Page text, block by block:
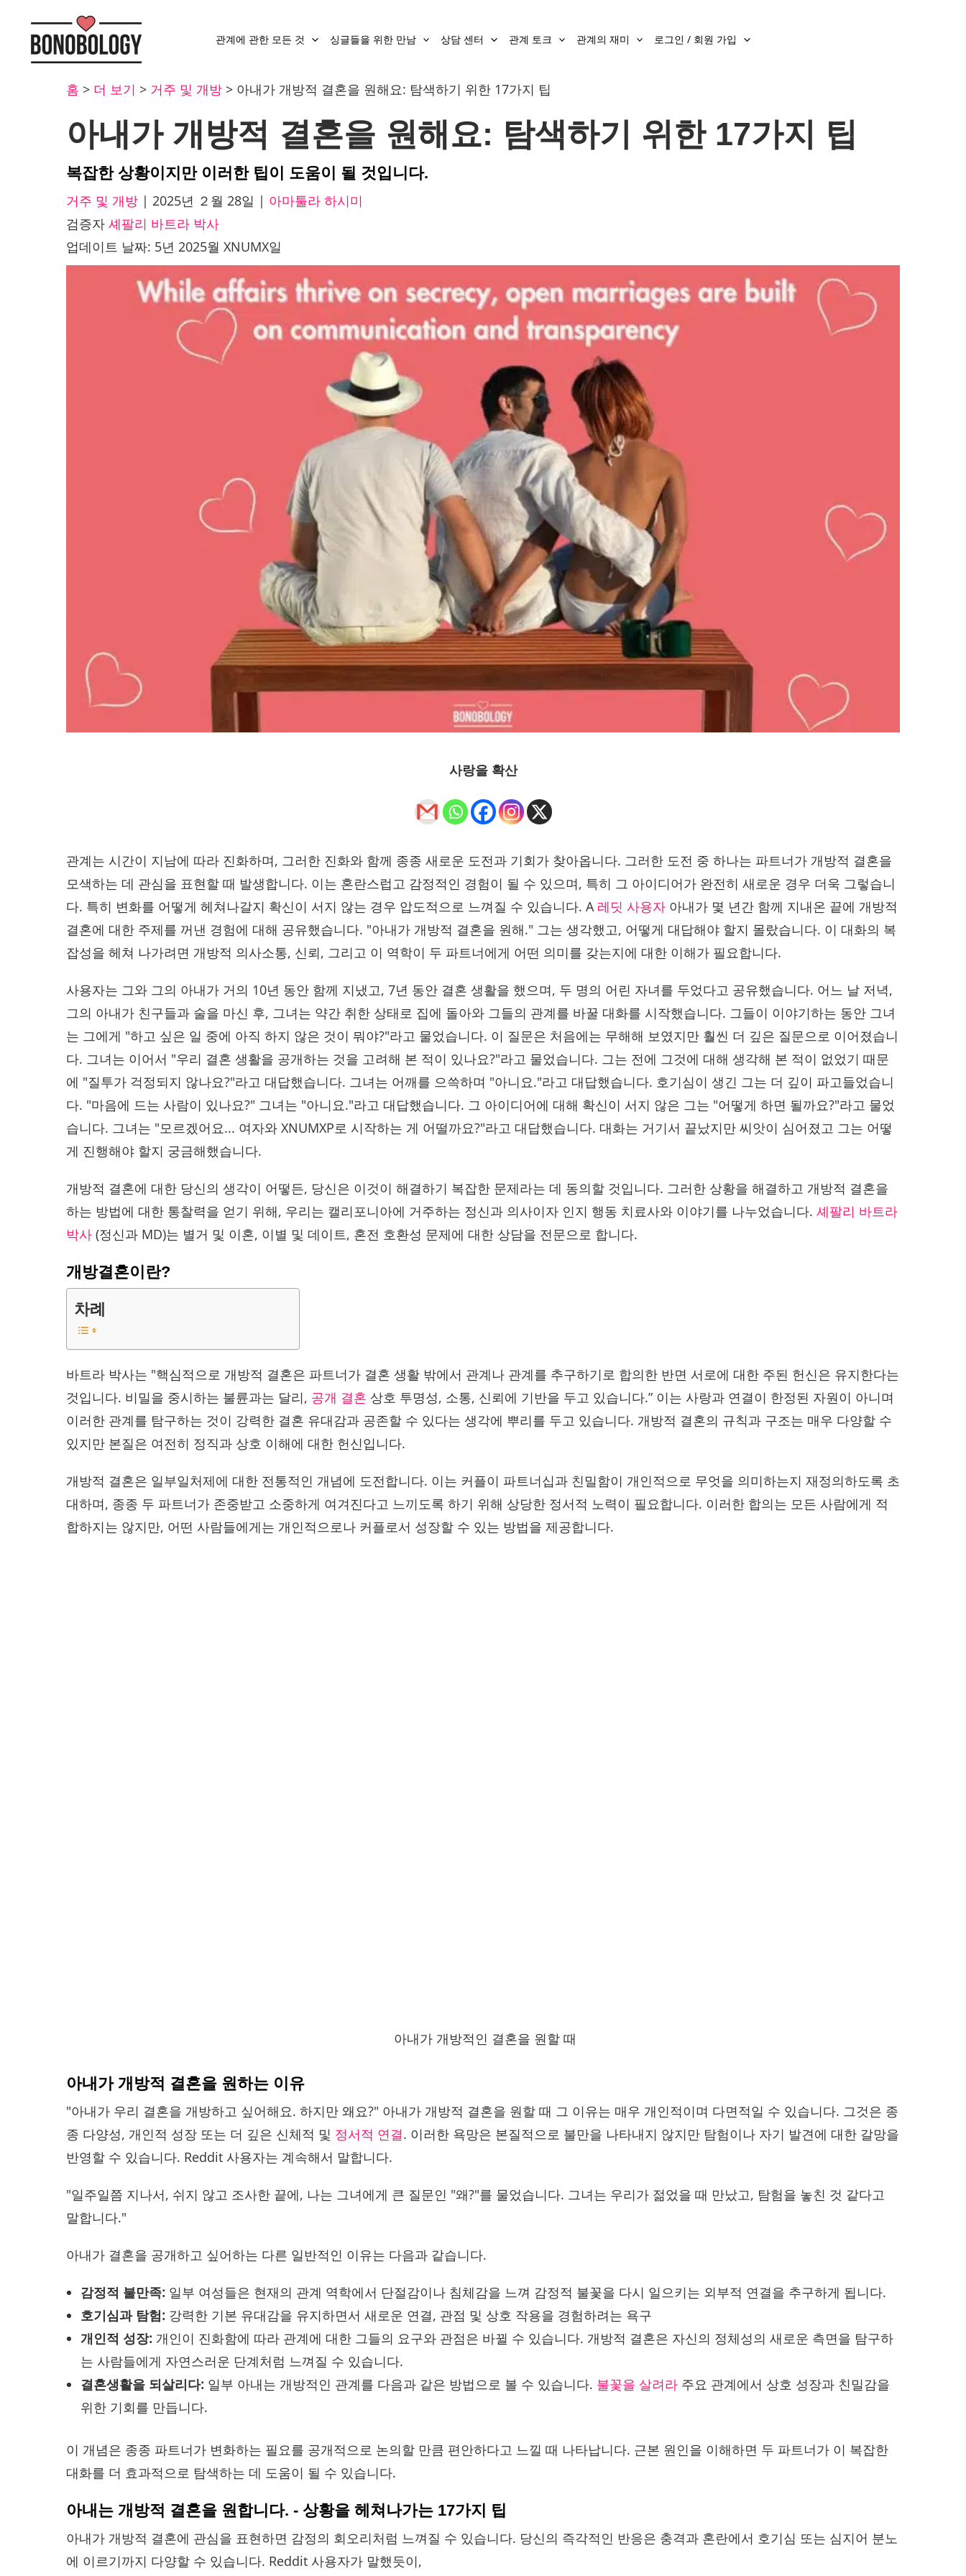
관계에 관한 모든 것 싱글들을 위한 만남 상담 센터 관계 토크 관계의 재미 로그인 / 회원 가입
홈 > 더 보기 > 거주 및 개방 > 아내가 개방적 결혼을 원해요: 탐색하기 위한 17가지 팁
아내가 개방적 결혼을 원해요: 탐색하기 위한 17가지 팁
복잡한 상황이지만 이러한 팁이 도움이 될 것입니다.
거주 및 개방 | 2025년 ２월 28일 | 아마툴라 하시미
검증자 셰팔리 바트라 박사
업데이트 날짜: 5년 2025월 XNUMX일
사랑을 확산
관계는 시간이 지남에 따라 진화하며, 그러한 진화와 함께 종종 새로운 도전과 기회가 찾아옵니다. 그러한 도전 중 하나는 파트너가 개방적 결혼을
모색하는 데 관심을 표현할 때 발생합니다. 이는 혼란스럽고 감정적인 경험이 될 수 있으며, 특히 그 아이디어가 완전히 새로운 경우 더욱 그렇습니
다. 특히 변화를 어떻게 헤쳐나갈지 확신이 서지 않는 경우 압도적으로 느껴질 수 있습니다. A 레딧 사용자 아내가 몇 년간 함께 지내온 끝에 개방적
결혼에 대한 주제를 꺼낸 경험에 대해 공유했습니다. "아내가 개방적 결혼을 원해." 그는 생각했고, 어떻게 대답해야 할지 몰랐습니다. 이 대화의 복
잡성을 헤쳐 나가려면 개방적 의사소통, 신뢰, 그리고 이 역학이 두 파트너에게 어떤 의미를 갖는지에 대한 이해가 필요합니다.
사용자는 그와 그의 아내가 거의 10년 동안 함께 지냈고, 7년 동안 결혼 생활을 했으며, 두 명의 어린 자녀를 두었다고 공유했습니다. 어느 날 저녁,
그의 아내가 친구들과 술을 마신 후, 그녀는 약간 취한 상태로 집에 돌아와 그들의 관계를 바꿀 대화를 시작했습니다. 그들이 이야기하는 동안 그녀
는 그에게 "하고 싶은 일 중에 아직 하지 않은 것이 뭐야?"라고 물었습니다. 이 질문은 처음에는 무해해 보였지만 훨씬 더 깊은 질문으로 이어졌습니
다. 그녀는 이어서 "우리 결혼 생활을 공개하는 것을 고려해 본 적이 있나요?"라고 물었습니다. 그는 전에 그것에 대해 생각해 본 적이 없었기 때문
에 "질투가 걱정되지 않나요?"라고 대답했습니다. 그녀는 어깨를 으쓱하며 "아니요."라고 대답했습니다. 호기심이 생긴 그는 더 깊이 파고들었습니
다. "마음에 드는 사람이 있나요?" 그녀는 "아니요."라고 대답했습니다. 그 아이디어에 대해 확신이 서지 않은 그는 "어떻게 하면 될까요?"라고 물었
습니다. 그녀는 "모르겠어요... 여자와 XNUMXP로 시작하는 게 어떨까요?"라고 대답했습니다. 대화는 거기서 끝났지만 씨앗이 심어졌고 그는 어떻
게 진행해야 할지 궁금해했습니다.
개방적 결혼에 대한 당신의 생각이 어떻든, 당신은 이것이 해결하기 복잡한 문제라는 데 동의할 것입니다. 그러한 상황을 해결하고 개방적 결혼을
하는 방법에 대한 통찰력을 얻기 위해, 우리는 캘리포니아에 거주하는 정신과 의사이자 인지 행동 치료사와 이야기를 나누었습니다. 셰팔리 바트라
박사 (정신과 MD)는 별거 및 이혼, 이별 및 데이트, 혼전 호환성 문제에 대한 상담을 전문으로 합니다.
개방결혼이란?
차례
바트라 박사는 "핵심적으로 개방적 결혼은 파트너가 결혼 생활 밖에서 관계나 관계를 추구하기로 합의한 반면 서로에 대한 주된 헌신은 유지한다는
것입니다. 비밀을 중시하는 불륜과는 달리, 공개 결혼 상호 투명성, 소통, 신뢰에 기반을 두고 있습니다.” 이는 사랑과 연결이 한정된 자원이 아니며
이러한 관계를 탐구하는 것이 강력한 결혼 유대감과 공존할 수 있다는 생각에 뿌리를 두고 있습니다. 개방적 결혼의 규칙과 구조는 매우 다양할 수
있지만 본질은 여전히 ​​정직과 상호 이해에 대한 헌신입니다.
개방적 결혼은 일부일처제에 대한 전통적인 개념에 도전합니다. 이는 커플이 파트너십과 친밀함이 개인적으로 무엇을 의미하는지 재정의하도록 초
대하며, 종종 두 파트너가 존중받고 소중하게 여겨진다고 느끼도록 하기 위해 상당한 정서적 노력이 필요합니다. 이러한 합의는 모든 사람에게 적
합하지는 않지만, 어떤 사람들에게는 개인적으로나 커플로서 성장할 수 있는 방법을 제공합니다.
아내가 개방적인 결혼을 원할 때
아내가 개방적 결혼을 원하는 이유
"아내가 우리 결혼을 개방하고 싶어해요. 하지만 왜요?" 아내가 개방적 결혼을 원할 때 그 이유는 매우 개인적이며 다면적일 수 있습니다. 그것은 종
종 다양성, 개인적 성장 또는 더 깊은 신체적 및 정서적 연결. 이러한 욕망은 본질적으로 불만을 나타내지 않지만 탐험이나 자기 발견에 대한 갈망을
반영할 수 있습니다. Reddit 사용자는 계속해서 말합니다.
"일주일쯤 지나서, 쉬지 않고 조사한 끝에, 나는 그녀에게 큰 질문인 "왜?"를 물었습니다. 그녀는 우리가 젊었을 때 만났고, 탐험을 놓친 것 같다고
말합니다."
아내가 결혼을 공개하고 싶어하는 다른 일반적인 이유는 다음과 같습니다.
감정적 불만족: 일부 여성들은 현재의 관계 역학에서 단절감이나 침체감을 느껴 감정적 불꽃을 다시 일으키는 외부적 연결을 추구하게 됩니다.
호기심과 탐험: 강력한 기본 유대감을 유지하면서 새로운 연결, 관점 및 상호 작용을 경험하려는 욕구
개인적 성장: 개인이 진화함에 따라 관계에 대한 그들의 요구와 관점은 바뀔 수 있습니다. 개방적 결혼은 자신의 정체성의 새로운 측면을 탐구하
는 사람들에게 자연스러운 단계처럼 느껴질 수 있습니다.
결혼생활을 되살리다: 일부 아내는 개방적인 관계를 다음과 같은 방법으로 볼 수 있습니다. 불꽃을 살려라 주요 관계에서 상호 성장과 친밀감을
위한 기회를 만듭니다.
이 개념은 종종 파트너가 변화하는 필요를 공개적으로 논의할 만큼 편안하다고 느낄 때 나타납니다. 근본 원인을 이해하면 두 파트너가 이 복잡한
대화를 더 효과적으로 탐색하는 데 도움이 될 수 있습니다.
아내는 개방적 결혼을 원합니다. - 상황을 헤쳐나가는 17가지 팁
아내가 개방적 결혼에 관심을 표현하면 감정의 회오리처럼 느껴질 수 있습니다. 당신의 즉각적인 반응은 충격과 혼란에서 호기심 또는 심지어 분노
에 이르기까지 다양할 수 있습니다. Reddit 사용자가 말했듯이,